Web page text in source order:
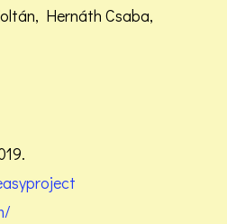
Hernáth Csaba,